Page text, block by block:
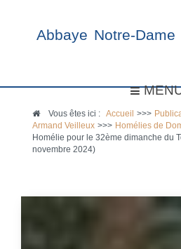
Abbaye Notre-
Vous êtes ici :Accueil >>>
Armand Veilleux >>> Homélies de
Homélie pour le 32ème dimanche du
novembre 2024)